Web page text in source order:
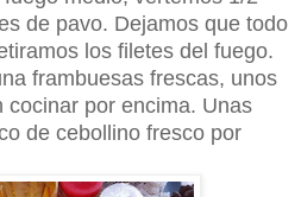
de pavo. Dejamos que todo
los filetes del fuego.
frambuesas frescas, unos
cocinar por encima. Unas
de cebollino fresco por